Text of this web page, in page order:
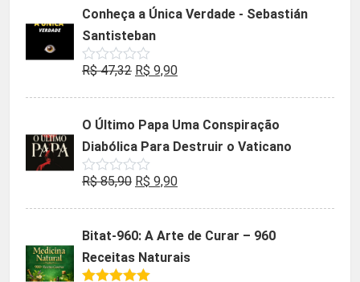
era:
R$ 35,90.
é:
Conheça a Única Verdade - Sebastián
Santisteban
Avaliação
de
R$47,32 O
era:
R$ 47,32.
R$ 9,90O
é:
R$ 9,90.
O Último Papa Uma Conspiração
Diabólica Para Destruir o Vaticano
Avaliação
de
R$85,90 O
era:
R$ 85,90.
R$ 9,90O
é:
R$ 9,90.
Bitat-960: A Arte de Curar – 960
Receitas Naturais